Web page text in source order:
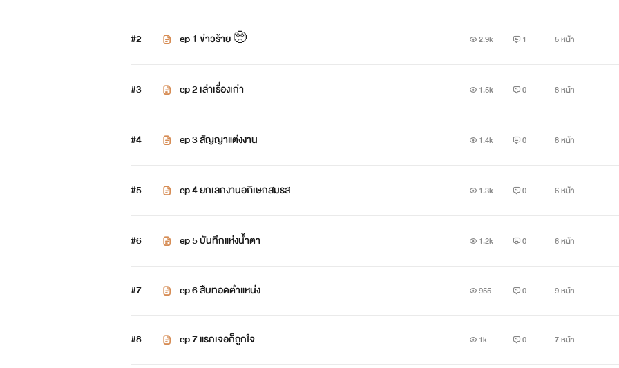
เจ้าชายสเตฟาน
#2 ep 1 ข่าวร้าย 🥺 2.9k 1 5 หน้า
#3 ep 2 เล่าเรื่องเก่า 1.5k 0 8 หน้า
#4 ep 3 สัญญาแต่งงาน 1.4k 0 8 หน้า
#5 ep 4 ยกเลิกงานอภิเษกสมรส 1.3k 0 6 หน้า
#6 ep 5 บันทึกแห่งน้ำตา 1.2k 0 6 หน้า
#7 ep 6 สืบทอดตำแหน่ง 955 0 9 หน้า
#8 ep 7 แรกเจอก็ถูกใจ 1k 0 7 หน้า